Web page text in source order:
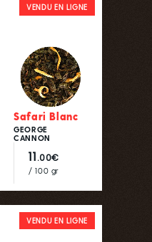
VENDU EN LIGNE
Safari Blanc
GEORGE
CANNON
11.00€
/ 100 gr
VENDU EN LIGNE